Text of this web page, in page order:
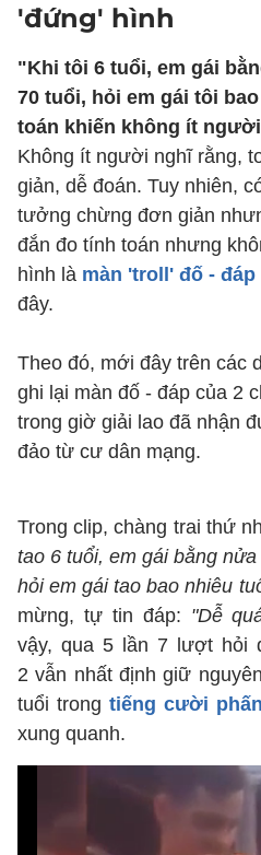
'đứng' hình
"Khi tôi 6 tuổi, em gái
70 tuổi, hỏi em gái tôi
toán khiến không ít
Không ít người nghĩ rằng,
giản, dễ đoán. Tuy nhiên,
tưởng chừng đơn giản
đắn đo tính toán nhưng
hình là màn 'troll' đố - đáp
đây.
Theo đó, mới đây trên các
ghi lại màn đố - đáp của 2
trong giờ giải lao đã nhận
đảo từ cư dân mạng.
Trong clip, chàng trai thứ
tao 6 tuổi, em gái bằng
hỏi em gái tao bao nhiêu
mừng, tự tin đáp: "Dễ
vậy, qua 5 lần 7 lượt hỏi
2 vẫn nhất định giữ
tuổi trong tiếng cười
xung quanh.